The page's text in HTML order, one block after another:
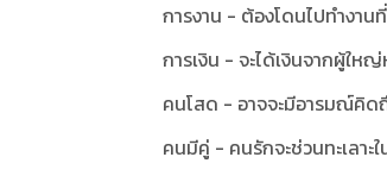
การงาน - ต้องโดนไปทำงาน
การเงิน - จะได้เงินจากผู้ให
คนโสด - อาจจะมีอารมณ์คิด
คนมีคู่ - คนรักจะช่วนทะเลาะ